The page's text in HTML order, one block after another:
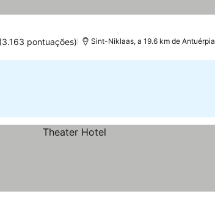
(3.163 pontuações) Sint-Niklaas, a 19.6 km de Antuérpia